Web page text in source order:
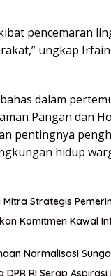
pencemaran
ungkap
dalam
Pangan dan
pentingnya
hidup
Strategis
Komitmen Kawal
Normalisasi
RI Serap